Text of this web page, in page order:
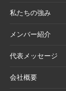
私たちの強み
メンバー紹介
代表メッセージ
会社概要